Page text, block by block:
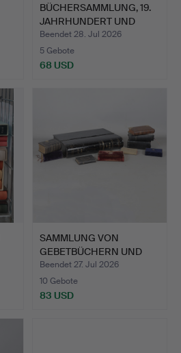
BÜCHERSAMMLUNG, 19.
JAHRHUNDERT UND
SPÄTER…
Beendet 28. Jul 2026
5 Gebote
68 USD
SAMMLUNG VON
GEBETBÜCHERN UND
BIBELN SOWIE…
Beendet 27. Jul 2026
10 Gebote
83 USD